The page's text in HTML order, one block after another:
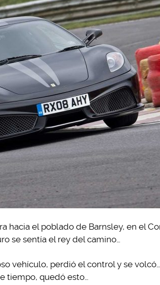
hacia el poblado de Barnsley, en el
se sentía el rey del camino…
vehículo, perdió el control y se
tiempo, quedó esto…